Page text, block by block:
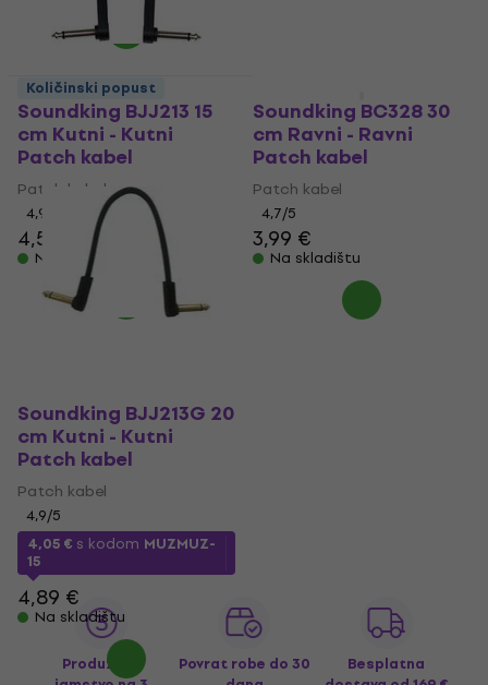
Soundking BJJ213 15
cm Kutni - Kutni
Patch kabel
Patch kabel
4,9
4,59 € 5,49 €
Na skladištu
Soundking BC328 30
cm Ravni - Ravni
Patch kabel
Patch kabel
4,7/5
3,99 €
Na skladištu
Količinski popust
Soundking BJJ213G 20
cm Kutni - Kutni
Patch kabel
Patch kabel
4,9/5
4,05 € s kodom MUZMUZ-
15
4,89 €
Na skladištu
Produženo
Povrat robe do 30
Besplatna